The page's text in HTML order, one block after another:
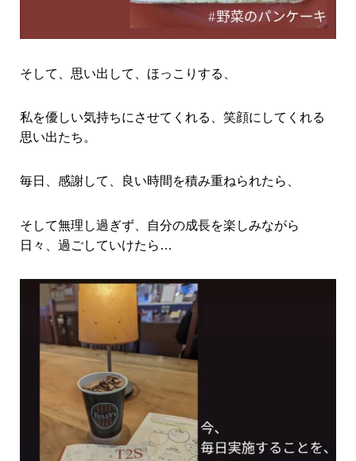
そして、思い出して、ほっこりする、
私を優しい気持ちにさせてくれる、笑顔にしてくれる
思い出たち。
毎日、感謝して、良い時間を積み重ねられたら、
そして無理し過ぎず、自分の成長を楽しみながら
日々、過ごしていけたら…